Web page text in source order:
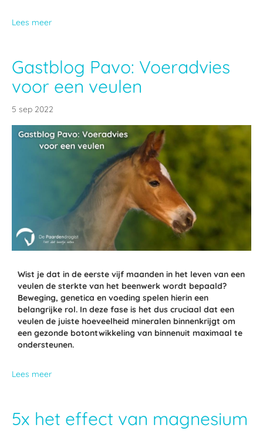
Lees meer
Gastblog Pavo: Voeradvies
voor een veulen
5 sep 2022
Wist je dat in de eerste vijf maanden in het leven van een
veulen de sterkte van het beenwerk wordt bepaald?
Beweging, genetica en voeding spelen hierin een
belangrijke rol. In deze fase is het dus cruciaal dat een
veulen de juiste hoeveelheid mineralen binnenkrijgt om
een gezonde botontwikkeling van binnenuit maximaal te
ondersteunen.
Lees meer
5x het effect van magnesium